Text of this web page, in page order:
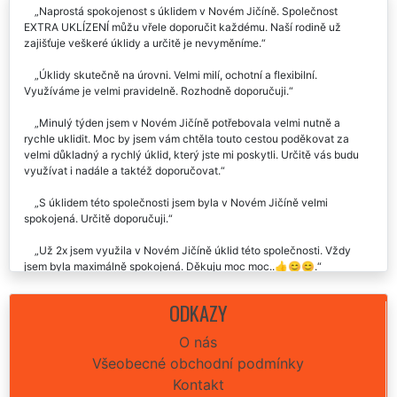
Naprostá spokojenost s úklidem v Novém Jičíně. Společnost
EXTRA UKLÍZENÍ můžu vřele doporučit každému. Naší rodině už
zajišťuje veškeré úklidy a určitě je nevyměníme.
Úklidy skutečně na úrovni. Velmi milí, ochotní a flexibilní.
Využíváme je velmi pravidelně. Rozhodně doporučuji.
Minulý týden jsem v Novém Jičíně potřebovala velmi nutně a
rychle uklidit. Moc by jsem vám chtěla touto cestou poděkovat za
velmi důkladný a rychlý úklid, který jste mi poskytli. Určitě vás budu
využívat i nadále a taktéž doporučovat.
S úklidem této společnosti jsem byla v Novém Jičíně velmi
spokojená. Určitě doporučuji.
Už 2x jsem využila v Novém Jičíně úklid této společnosti. Vždy
jsem byla maximálně spokojená. Děkuju moc moc..👍😊😊.
Vynikající služba i zkušenost. Včera nám tato úklidová firma
zajišťovala úklid naší nemovitosti v Novém Jičíně. Celý průběh úklidů
Už jsem v Novém Jičíně vyzkoušel pár úklidů, ale tuta firma je fakt
super, není jediná věc co vytknout. Určitě doporučuju.
ODKAZY
O nás
Všeobecné obchodní podmínky
Kontakt